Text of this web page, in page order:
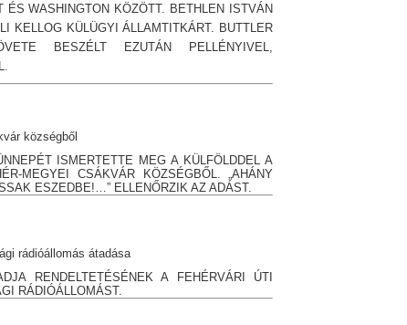
WASHINGTON KÖZÖTT. BETHLEN ISTVÁN
KELLOG KÜLÜGYI ÁLLAMTITKÁRT. BUTTLER
BESZÉLT EZUTÁN PELLÉNYIVEL,
községből
ISMERTETTE MEG A KÜLFÖLDDEL A
MEGYEI CSÁKVÁR KÖZSÉGBŐL. „AHÁNY
ESZEDBE!…” ELLENŐRZIK AZ ADÁST.
rádióállomás átadása
RENDELTETÉSÉNEK A FEHÉRVÁRI ÚTI
RÁDIÓÁLLOMÁST.